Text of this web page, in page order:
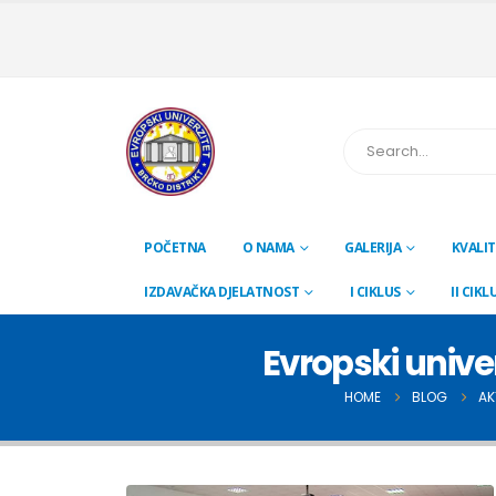
POČETNA O NAMA GALERIJA
IZDAVAČKA DJELATNOST I CIKLUS II
Evropski
HOME BLOG